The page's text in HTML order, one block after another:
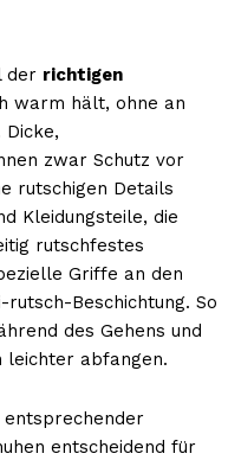
der richtigen
warm hält, ohne an
Dicke,
zwar Schutz vor
rutschigen Details
Kleidungsteile, die
rutschfestes
Griffe an den
Beschichtung. So
des Gehens und
leichter abfangen.
entsprechender
entscheidend für